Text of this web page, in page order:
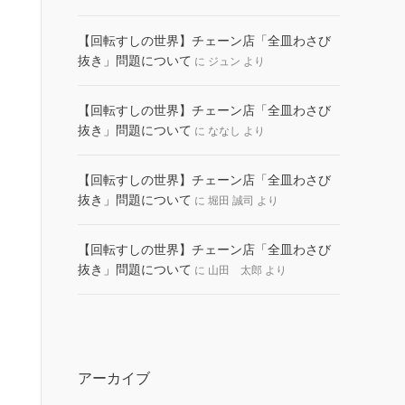
【回転すしの世界】チェーン店「全皿わさび
抜き」問題について に ジュン より
【回転すしの世界】チェーン店「全皿わさび
抜き」問題について に ななし より
【回転すしの世界】チェーン店「全皿わさび
抜き」問題について に 堀田 誠司 より
【回転すしの世界】チェーン店「全皿わさび
抜き」問題について に 山田 太郎 より
アーカイブ